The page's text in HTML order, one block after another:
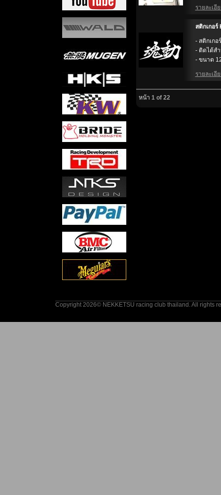
รายละเอี
สติกเกอร์
- สติกเกอ
- ติดได้ส
- ขนาด
รายละเอี
หน้า 1 of 22
Copyright 2026© NEKKETSU racing club thailand. All rights